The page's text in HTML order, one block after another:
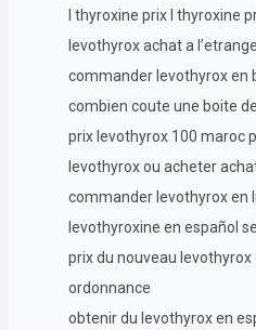
l thyroxine prix l thyroxine
levothyrox achat a
commander levothyrox en
combien coute une boite
prix levothyrox 100 maroc
levothyrox ou acheter
commander levothyrox en
levothyroxine en español
prix du nouveau
ordonnance
obtenir du levothyrox en